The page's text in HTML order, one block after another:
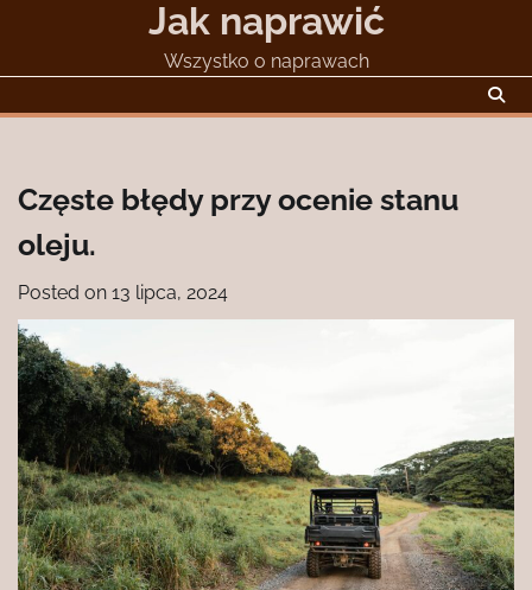
Jak naprawić
Wszystko o naprawach
Częste błędy przy ocenie stanu
oleju.
Posted on 13 lipca, 2024